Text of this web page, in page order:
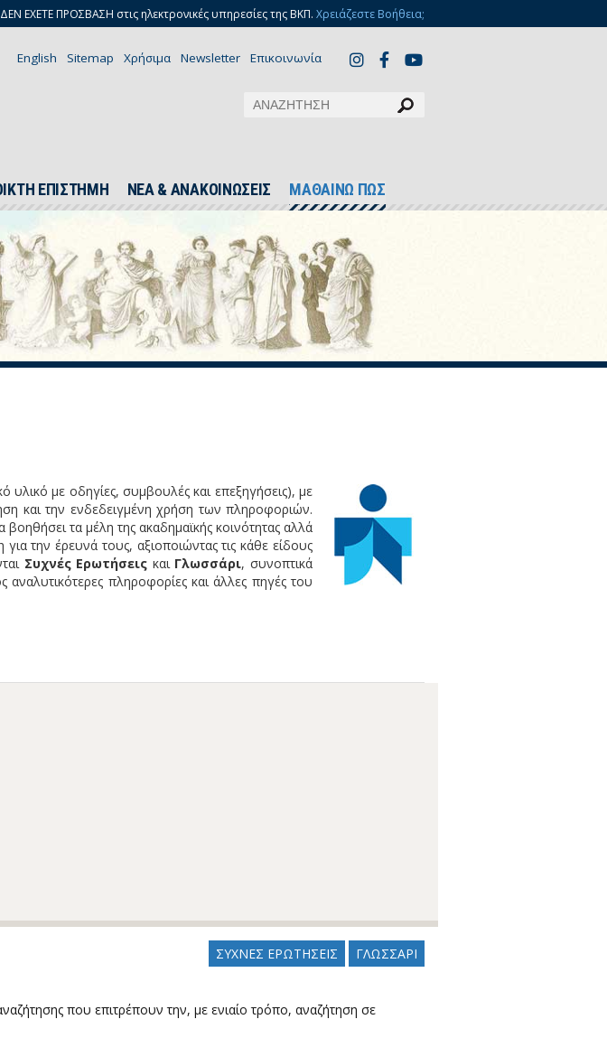
ΔΕΝ ΕΧΕΤΕ ΠΡΟΣΒΑΣΗ στις ηλεκτρονικές υπηρεσίες της ΒΚΠ. Χρειάζεστε Βοήθεια;
English Sitemap Χρήσιμα Newsletter Επικοινωνία
ΕΠΙΣΤΗΜΗ ΝΕΑ & ΑΝΑΚΟΙΝΩΣΕΙΣ ΜΑΘΑΙΝΩ ΠΩΣ
υλικό με οδηγίες, συμβουλές και επεξηγήσεις), με
και την ενδεδειγμένη χρήση των πληροφοριών.
τα μέλη της ακαδημαϊκής κοινότητας αλλά
την έρευνά τους, αξιοποιώντας τις κάθε είδους
Συχνές Ερωτήσεις και Γλωσσάρι, συνοπτικά
πληροφορίες και άλλες πηγές του
ΣΥΧΝΕΣ ΕΡΩΤΗΣΕΙΣ ΓΛΩΣΣΑΡΙ
που επιτρέπουν την, με ενιαίο τρόπο, αναζήτηση σε